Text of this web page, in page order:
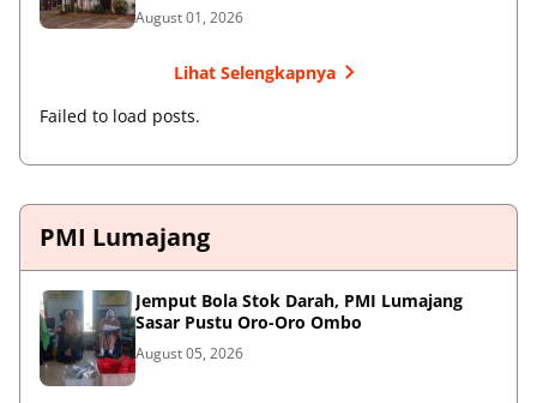
August 01, 2026
Lihat Selengkapnya
Failed to load posts.
PMI Lumajang
Jemput Bola Stok Darah, PMI Lumajang
Sasar Pustu Oro-Oro Ombo
August 05, 2026